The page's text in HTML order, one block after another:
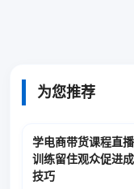
为您推荐
学电商带货课程直
训练留住观众促进
技巧